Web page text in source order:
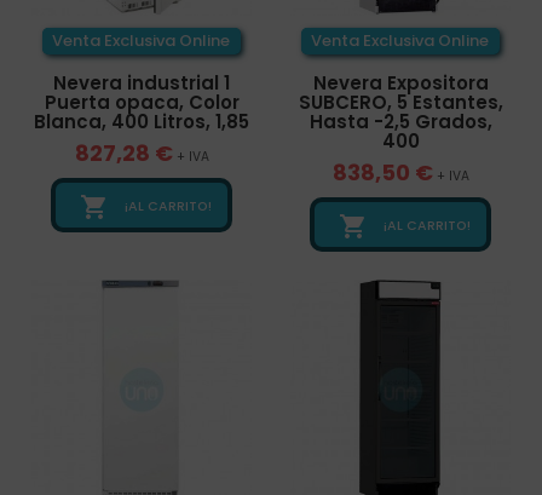
Venta Exclusiva Online
Nevera industrial 1
Puerta opaca, Color
Blanca, 400 Litros, 1,85
827,28 € + IVA
 ¡AL CARRITO!
Venta Exclusiva Online
Nevera Expositora
SUBCERO, 5 Estantes,
Hasta -2,5 Grados,
400
838,50 € + IVA
 ¡AL CARRITO!